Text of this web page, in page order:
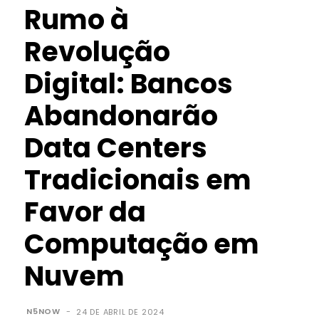
Rumo à
Revolução
Digital: Bancos
Abandonarão
Data Centers
Tradicionais em
Favor da
Computação em
Nuvem
N5NOW - 24 DE ABRIL DE 2024